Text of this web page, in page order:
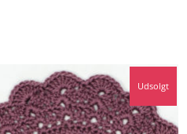
Udsolgt